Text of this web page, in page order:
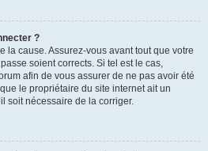
?
la cause. Assurez-vous avant tout que votre
soient corrects. Si tel est le cas,
afin de vous assurer de ne pas avoir été
le propriétaire du site internet ait un
soit nécessaire de la corriger.